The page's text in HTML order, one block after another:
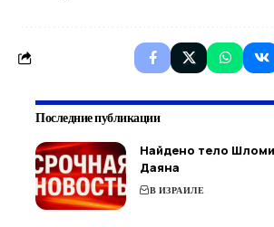
Последние публикации
Найдено тело
Даяна
В ИЗРАИЛЕ